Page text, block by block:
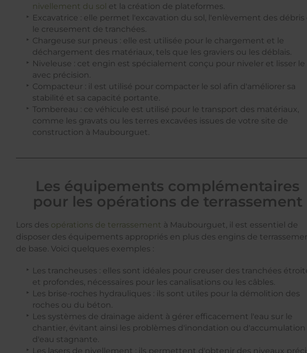
nivellement du sol et la création de plateformes.
Excavatrice : elle permet l'excavation du sol, l'enlèvement des débris
le creusement de tranchées.
Chargeuse sur pneus : elle est utilisée pour le chargement et le
déchargement des matériaux, tels que les graviers ou les déblais.
Niveleuse : cet engin est spécialement conçu pour niveler et lisser le
avec précision.
Compacteur : il est utilisé pour compacter le sol afin d'améliorer sa
stabilité et sa capacité portante.
Tombereau : ce véhicule est utilisé pour le transport des matériaux,
comme les gravats ou les terres excavées issues de votre site de
construction à Maubourguet.
Les équipements complémentaires
pour les opérations de terrassement
Lors des opérations de terrassement à Maubourguet, il est essentiel de
disposer des équipements appropriés en plus des engins de
de base. Voici quelques exemples :
Les trancheuses : elles sont idéales pour creuser des tranchées
et profondes, nécessaires pour les canalisations ou les câbles.
Les brise-roches hydrauliques : ils sont utiles pour la démolition des
roches ou du béton.
Les systèmes de drainage aident à gérer efficacement l'eau sur le
chantier, évitant ainsi les problèmes d'inondation ou d'accumulation
d'eau stagnante.
Les lasers de nivellement : ils permettent d'obtenir des niveaux